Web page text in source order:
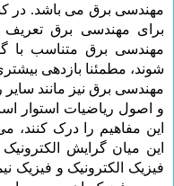
مهندسی برق می باشد. در
برای مهندسی برق
مهندسی برق متناسب با
شوند، مطمئنا بازدهی
مهندسی برق نیز مانند
و اصول ریاضیات استوار
این مفاهیم را درک کنند،
این میان گرایش
فیزیک الکترونیک و فیزیک